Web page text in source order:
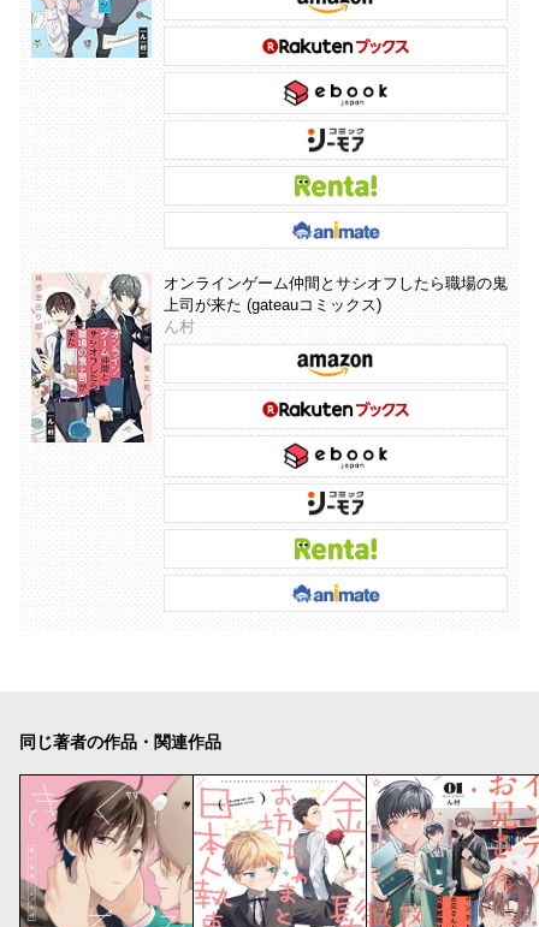
オンラインゲーム仲間とサシオフしたら職場の鬼
上司が来た (gateauコミックス)
ん村
同じ著者の作品・関連作品